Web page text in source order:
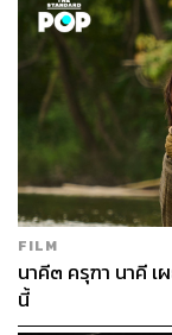
FILM
นาคี๓ ครุฑา นาคี
นี้